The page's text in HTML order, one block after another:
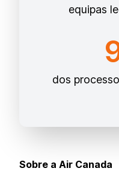
equipas
dos
Sobre a Air Canada